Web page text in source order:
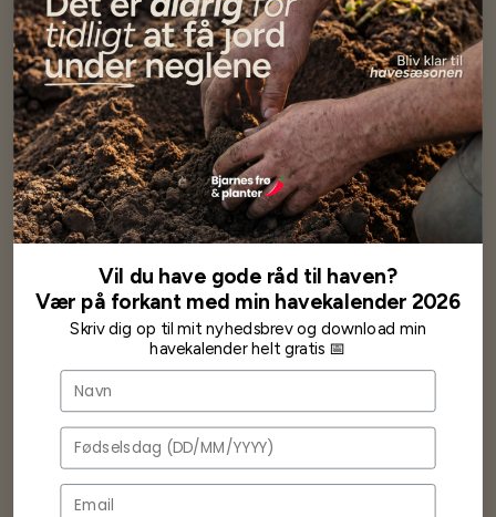
Vores kundersiger...
Har altid kun mødt god vejledning og hjælp fra Barney (Bjarne)
wauw en god kvalitet og størrelse.
Som skrevet før når jeg har skrevet med Bjarne har jeg altid mødt
venlighed og god service.
Jeg vil klart anbefale andre at købe her fra
Karsten Larsen
Vil du have gode råd til haven?
Vær på forkant med min havekalender 2026
Skriv dig op til mit nyhedsbrev og download min
havekalender helt gratis 📅
Navn
Fødselsdag